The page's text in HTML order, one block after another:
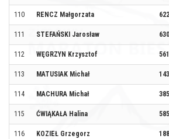
110 RENCZ Małgorzata 622
111 STEFAŃSKI Jarosław 630
112 WĘGRZYN Krzysztof 561
113 MATUSIAK Michał 143
114 MACHURA Michał 385
115 ĆWIĄKAŁA Halina 585
116 KOZIEŁ Grzegorz 188